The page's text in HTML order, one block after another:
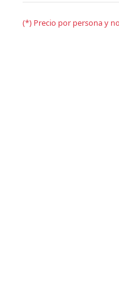
(*) Precio por persona y